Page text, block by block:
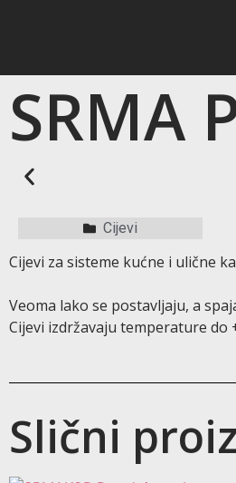
SRMA
Cijevi
Cijevi za sisteme kućne i ulične
Veoma lako se postavljaju, a
Cijevi izdržavaju temperature do
Slični